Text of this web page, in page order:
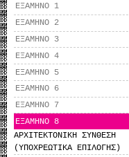
ΕΞΑΜΗΝΟ 1
ΕΞΑΜΗΝΟ 2
ΕΞΑΜΗΝΟ 3
ΕΞΑΜΗΝΟ 4
ΕΞΑΜΗΝΟ 5
ΕΞΑΜΗΝΟ 6
ΕΞΑΜΗΝΟ 7
ΕΞΑΜΗΝΟ 8
ΑΡΧΙΤΕΚΤΟΝΙΚΗ ΣΥΝΘΕΣΗ
(ΥΠΟΧΡΕΩΤΙΚΑ ΕΠΙΛΟΓΗΣ)